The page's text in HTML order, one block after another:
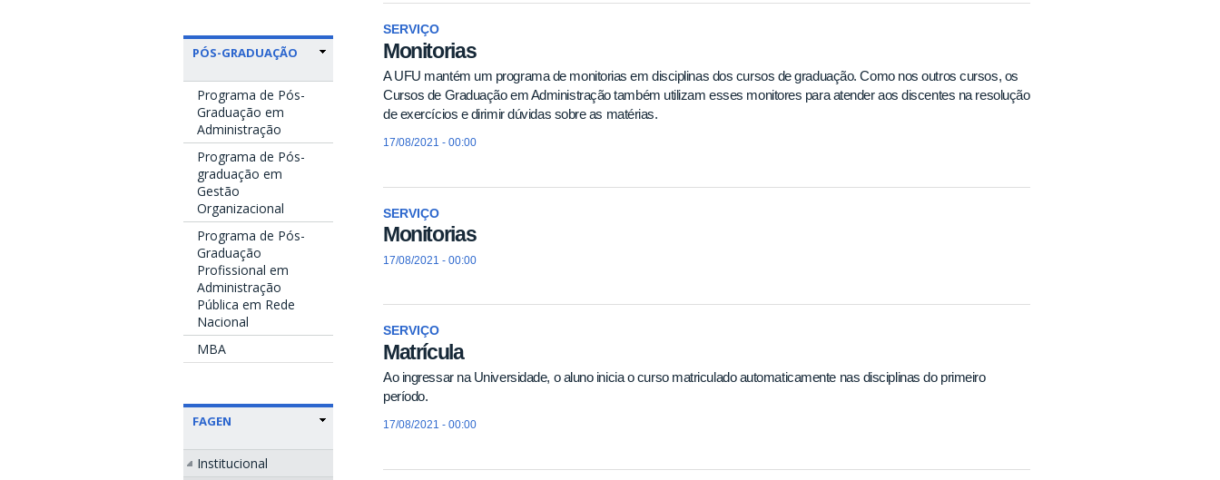
PÓS-GRADUAÇÃO
Programa de Pós-
Graduação em
Administração
Programa de Pós-
graduação em
Gestão
Organizacional
Programa de Pós-
Graduação
Profissional em
Administração
Pública em Rede
Nacional
MBA
FAGEN
Institucional
SERVIÇO
Monitorias
A UFU mantém um programa de monitorias em disciplinas dos cursos de graduação. Como nos outros cursos, os
Cursos de Graduação em Administração também utilizam esses monitores para atender aos discentes na resolução
de exercícios e dirimir dúvidas sobre as matérias.
17/08/2021 - 00:00
SERVIÇO
Monitorias
17/08/2021 - 00:00
SERVIÇO
Matrícula
Ao ingressar na Universidade, o aluno inicia o curso matriculado automaticamente nas disciplinas do primeiro
período.
17/08/2021 - 00:00